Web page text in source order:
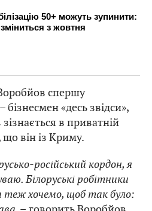
спершу
«десь звідси»,
в приватній
що він із Криму.
російський кордон, я
Білоруські робітники
хочемо, щоб так було: